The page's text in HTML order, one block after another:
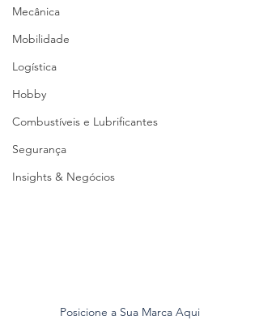
Mecânica
Mobilidade
Logística
Hobby
Combustíveis e Lubrificantes
Segurança
Insights & Negócios
Posicione a Sua Marca Aqui